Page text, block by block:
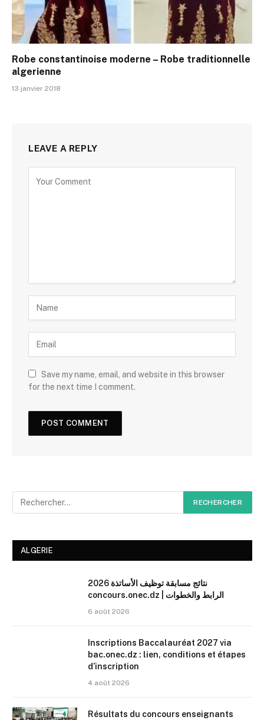
Robe constantinoise moderne – Robe traditionnelle
algerienne
13 janvier 2018
LEAVE A REPLY
Save my name, email, and website in this browser
for the next time I comment.
ALGERIE
نتائج مسابقة توظيف الأساتذة 2026
concours.onec.dz | الرابط والخطوات
6 août 2026
Inscriptions Baccalauréat 2027 via
bac.onec.dz : lien, conditions et étapes
d’inscription
4 août 2026
Résultats du concours enseignants